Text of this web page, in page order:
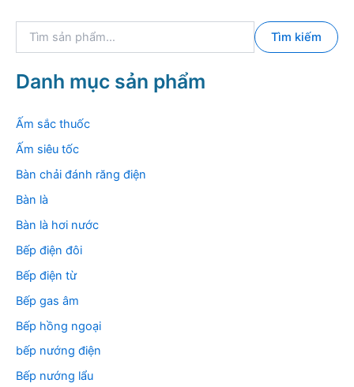
k
i
m
Tìm kiếm
Danh mục sản phẩm
Ấm sắc thuốc
Ấm siêu tốc
Bàn chải đánh răng điện
Bàn là
Bàn là hơi nước
Bếp điện đôi
Bếp điện từ
Bếp gas âm
Bếp hồng ngoại
bếp nướng điện
Bếp nướng lẩu